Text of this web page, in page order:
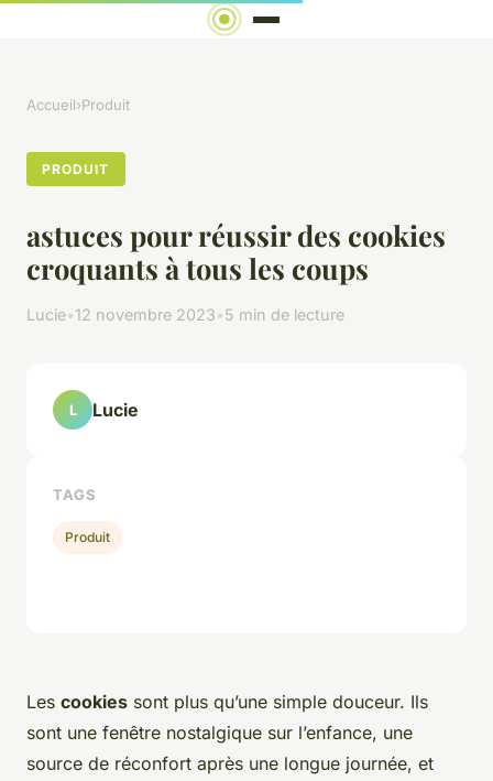
Accueil›Produit
PRODUIT
astuces pour réussir des cookies
croquants à tous les coups
Lucie•12 novembre 2023•5 min de lecture
Les cookies sont plus qu’une simple douceur. Ils
sont une fenêtre nostalgique sur l’enfance, une
source de réconfort après une longue journée, et
L Lucie
TAGS
Produit